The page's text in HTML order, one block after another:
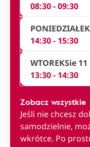
08:30 - 09:30
PONIEDZIAŁEK
14:30 - 15:30
WTOREKSie 11
13:30 - 14:30
Zobacz wszystkie
Jeśli nie chcesz
samodzielnie,
wkrótce. Po